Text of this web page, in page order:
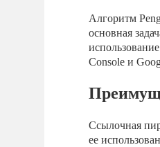
Алгоритм
основная
Console и
Ссылочная
ее